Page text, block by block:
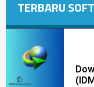
TERBARU